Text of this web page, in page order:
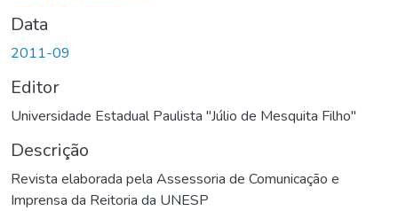
Data
2011-09
Editor
Universidade Estadual Paulista "Júlio de Mesquita Filho"
Descrição
Revista elaborada pela Assessoria de Comunicação e
Imprensa da Reitoria da UNESP